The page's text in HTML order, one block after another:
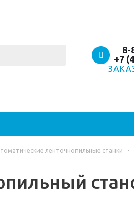
8-
+7
ленточнопильные станки
-